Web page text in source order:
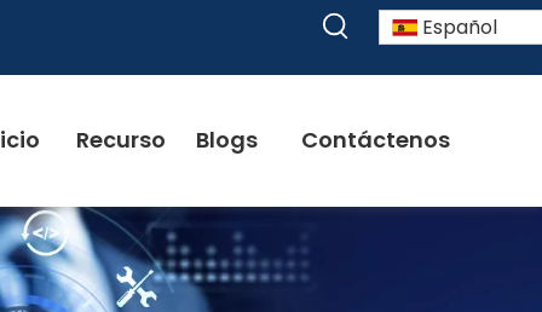
Español
Recurso Blogs Contáctenos